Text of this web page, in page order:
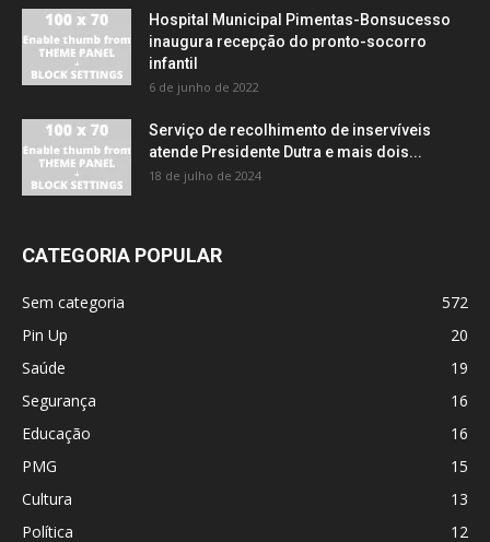
Hospital Municipal Pimentas-Bonsucesso
inaugura recepção do pronto-socorro
infantil
6 de junho de 2022
Serviço de recolhimento de inservíveis
atende Presidente Dutra e mais dois...
18 de julho de 2024
CATEGORIA POPULAR
Sem categoria
572
Pin Up
20
Saúde
19
Segurança
16
Educação
16
PMG
15
Cultura
13
Política
12